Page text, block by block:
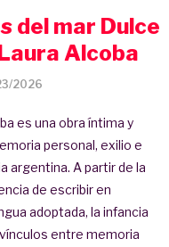
del mar Dulce
Alcoba
2026
es una obra íntima y
personal, exilio e
argentina. A partir de la
de escribir en
adoptada, la infancia
entre memoria